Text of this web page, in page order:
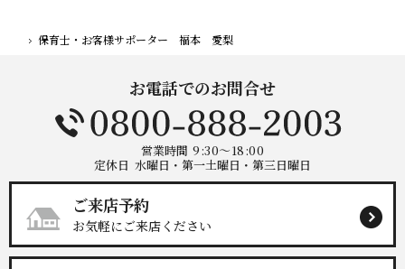
ホーム
保育士・お客様サポーター 福本 愛梨
お電話でのお問合せ
営業時間 9:30～18:00
定休日 水曜日・第一土曜日・第三日曜日
ご来店予約
お気軽にご来店ください